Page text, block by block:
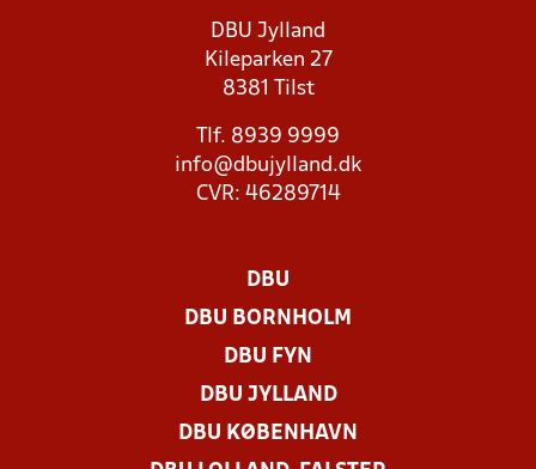
DBU Jylland
Kileparken 27
8381 Tilst
Tlf. 8939 9999
info@dbujylland.dk
CVR: 46289714
DBU
DBU BORNHOLM
DBU FYN
DBU JYLLAND
DBU KØBENHAVN